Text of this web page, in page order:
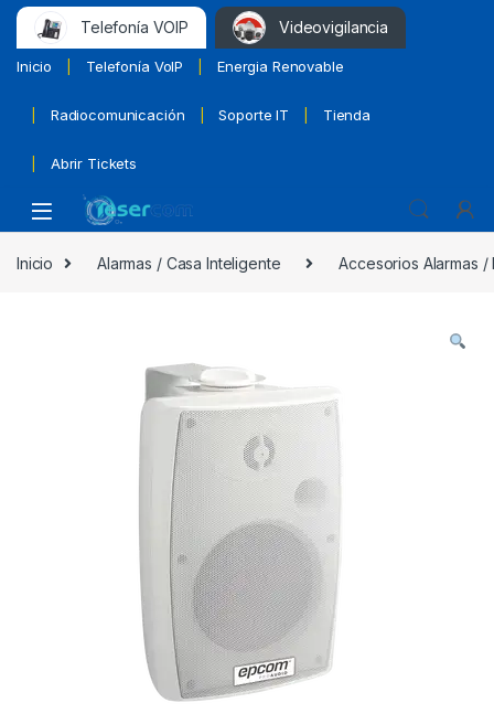
Telefonía VOIP Videovigilancia
Inicio Telefonía VoIP Energia Renovable
Radiocomunicación Soporte IT Tienda
Abrir Tickets
Inicio Alarmas / Casa Inteligente Accesorios Alarmas /